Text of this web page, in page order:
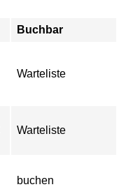
Buchbar
Warteliste
Warteliste
buchen